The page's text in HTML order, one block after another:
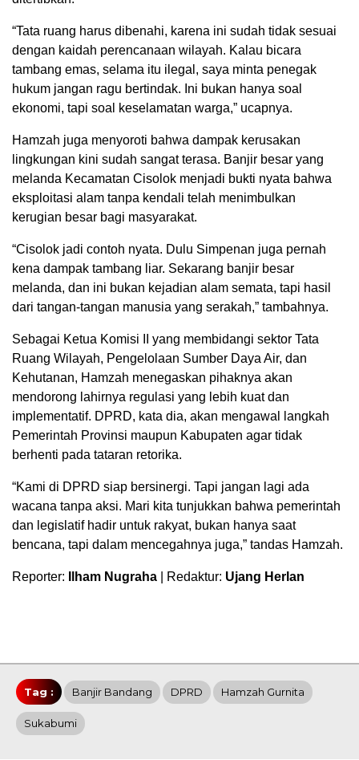
“Tata ruang harus dibenahi, karena ini sudah tidak sesuai
dengan kaidah perencanaan wilayah. Kalau bicara
tambang emas, selama itu ilegal, saya minta penegak
hukum jangan ragu bertindak. Ini bukan hanya soal
ekonomi, tapi soal keselamatan warga,” ucapnya.
Hamzah juga menyoroti bahwa dampak kerusakan
lingkungan kini sudah sangat terasa. Banjir besar yang
melanda Kecamatan Cisolok menjadi bukti nyata bahwa
eksploitasi alam tanpa kendali telah menimbulkan
kerugian besar bagi masyarakat.
“Cisolok jadi contoh nyata. Dulu Simpenan juga pernah
kena dampak tambang liar. Sekarang banjir besar
melanda, dan ini bukan kejadian alam semata, tapi hasil
dari tangan-tangan manusia yang serakah,” tambahnya.
Sebagai Ketua Komisi II yang membidangi sektor Tata
Ruang Wilayah, Pengelolaan Sumber Daya Air, dan
Kehutanan, Hamzah menegaskan pihaknya akan
mendorong lahirnya regulasi yang lebih kuat dan
implementatif. DPRD, kata dia, akan mengawal langkah
Pemerintah Provinsi maupun Kabupaten agar tidak
berhenti pada tataran retorika.
“Kami di DPRD siap bersinergi. Tapi jangan lagi ada
wacana tanpa aksi. Mari kita tunjukkan bahwa pemerintah
dan legislatif hadir untuk rakyat, bukan hanya saat
bencana, tapi dalam mencegahnya juga,” tandas Hamzah.
Reporter: Ilham Nugraha | Redaktur: Ujang Herlan
Tag : Banjir Bandang DPRD Hamzah Gurnita
Sukabumi